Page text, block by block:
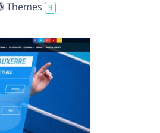
Themes 9